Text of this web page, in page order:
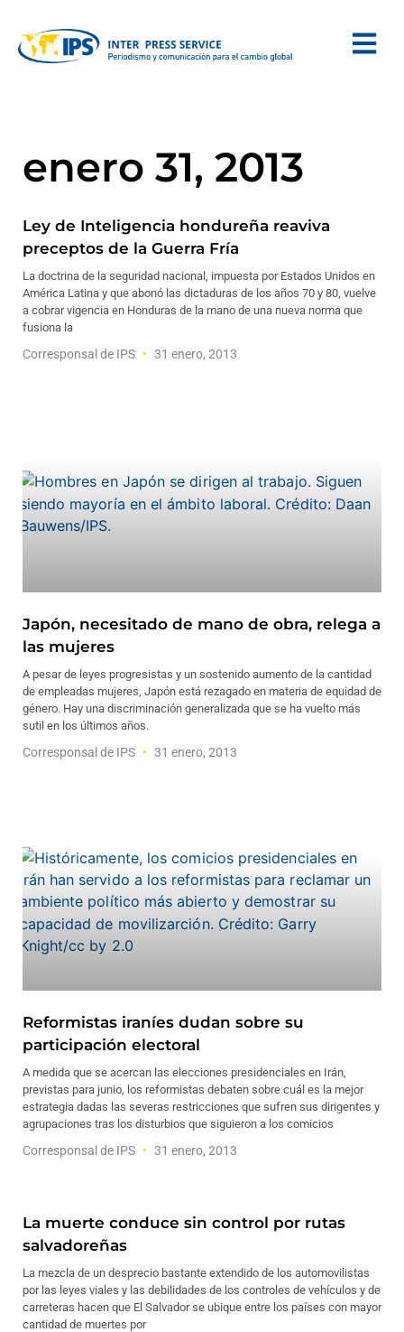
enero 31, 2013
Ley de Inteligencia hondureña reaviva
preceptos de la Guerra Fría
La doctrina de la seguridad nacional, impuesta por Estados Unidos en
América Latina y que abonó las dictaduras de los años 70 y 80, vuelve
a cobrar vigencia en Honduras de la mano de una nueva norma que
fusiona la
Corresponsal de IPS 31 enero, 2013
Japón, necesitado de mano de obra, relega a
las mujeres
A pesar de leyes progresistas y un sostenido aumento de la cantidad
de empleadas mujeres, Japón está rezagado en materia de equidad de
género. Hay una discriminación generalizada que se ha vuelto más
sutil en los últimos años.
Corresponsal de IPS 31 enero, 2013
Reformistas iraníes dudan sobre su
participación electoral
A medida que se acercan las elecciones presidenciales en Irán,
previstas para junio, los reformistas debaten sobre cuál es la mejor
estrategia dadas las severas restricciones que sufren sus dirigentes y
agrupaciones tras los disturbios que siguieron a los comicios
Corresponsal de IPS 31 enero, 2013
La muerte conduce sin control por rutas
salvadoreñas
La mezcla de un desprecio bastante extendido de los automovilistas
por las leyes viales y las debilidades de los controles de vehículos y de
carreteras hacen que El Salvador se ubique entre los países con mayor
cantidad de muertes por